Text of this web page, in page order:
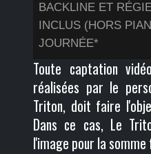
BACKLINE ET
INCLUS (HORS
JOURNÉE*
Toute captation
réalisées par le
Triton, doit faire
Dans ce cas, Le
l'image pour la